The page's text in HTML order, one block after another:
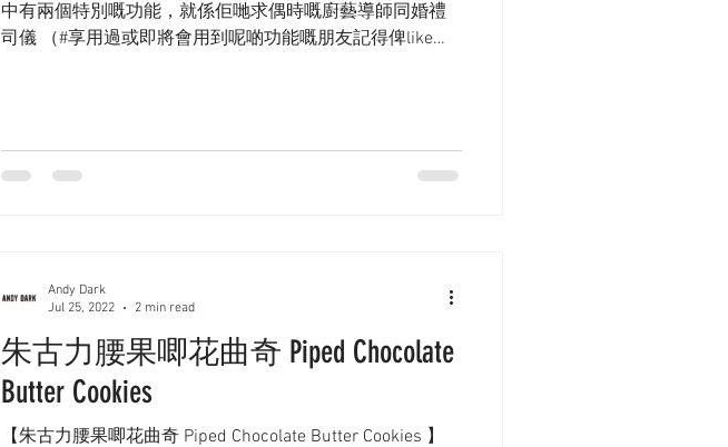
中有兩個特別嘅功能，就係佢哋求偶時嘅廚藝導師同婚禮
司儀 （#享用過或即將會用到呢啲功能嘅朋友記得俾like同
朱古力腰果唧花曲奇 Piped Chocolate
Butter Cookies
【朱古力腰果唧花曲奇 Piped Chocolate Butter Cookies 】
Andy Dark
Jul 25, 2022
2 min read